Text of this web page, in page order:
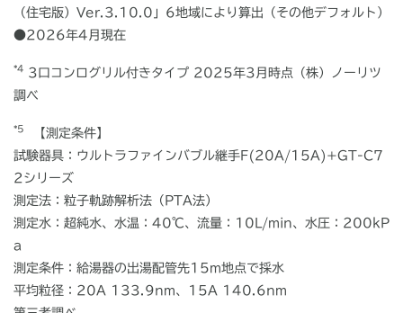
（住宅版）Ver.3.10.0」6地域により算出（その他デフォルト）
●2026年4月現在
*4 3口コンログリル付きタイプ 2025年3月時点（株）ノーリツ
調べ
*5
【測定条件】
試験器具：ウルトラファインバブル継手F(20A/15A)+GT-C7
2シリーズ
測定法：粒子軌跡解析法（PTA法）
測定水：超純水、水温：40℃、流量：10L/min、水圧：200kP
a
測定条件：給湯器の出湯配管先15m地点で採水
平均粒径：20A 133.9nm、15A 140.6nm